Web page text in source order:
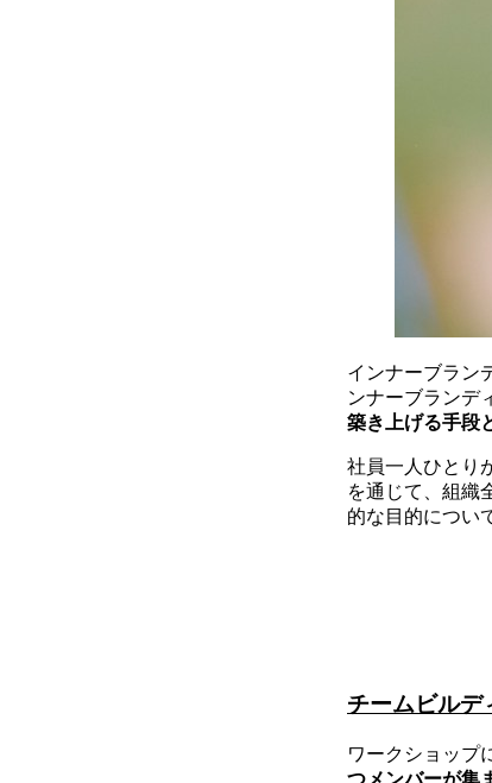
インナーブラン
ンナーブランデ
築き上げる手段
社員一人ひとり
を通じて、組織
的な目的につい
チームビルデ
ワークショップ
つメンバーが集